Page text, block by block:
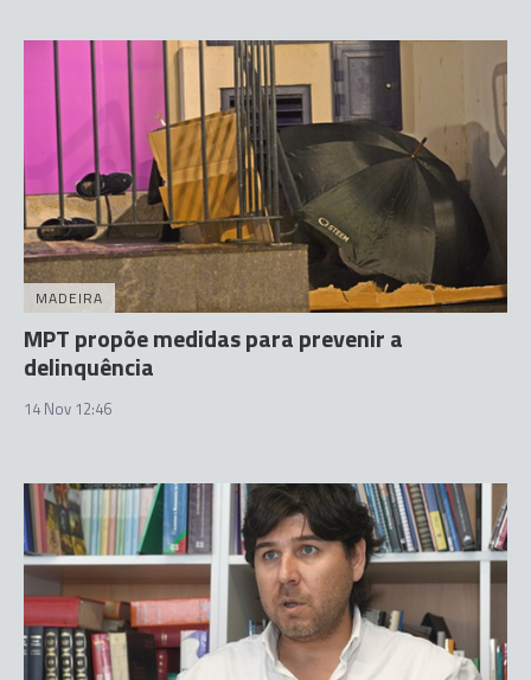
MADEIRA
MPT propõe medidas para prevenir a
delinquência
14 Nov 12:46